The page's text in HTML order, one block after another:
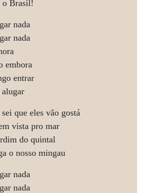
o Brasil!
nada
nada
embora
entrar
que eles vão gostá
vista pro mar
do quintal
o nosso mingau
nada
nada